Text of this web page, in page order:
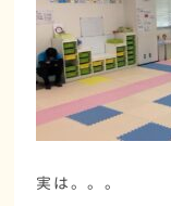
実は。。。